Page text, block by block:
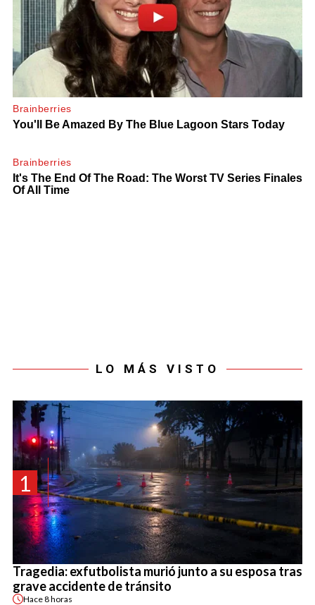
LO MÁS VISTO
1
Tragedia: exfutbolista murió junto a su esposa tras
grave accidente de tránsito
Hace8 horas